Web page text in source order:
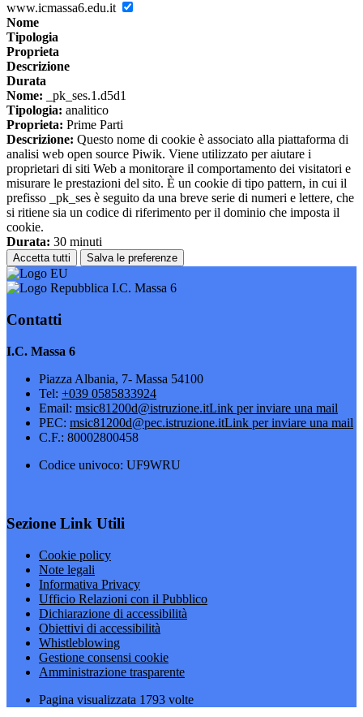
www.icmassa6.edu.it
Nome
Tipologia
Proprieta
Descrizione
Durata
Nome: _pk_ses.1.d5d1
Tipologia: analitico
Proprieta: Prime Parti
Descrizione: Questo nome di cookie è associato alla piattaforma di
analisi web open source Piwik. Viene utilizzato per aiutare i
proprietari di siti Web a monitorare il comportamento dei visitatori e
misurare le prestazioni del sito. È un cookie di tipo pattern, in cui il
prefisso _pk_ses è seguito da una breve serie di numeri e lettere, che
si ritiene sia un codice di riferimento per il dominio che imposta il
cookie.
Durata: 30 minuti
Accetta tutti Salva le preferenze
I.C. Massa 6
Contatti
I.C. Massa 6
Piazza Albania, 7- Massa 54100
Tel: +039 0585833924
Email: msic81200d@istruzione.itLink per inviare una mail
PEC: msic81200d@pec.istruzione.itLink per inviare una mail
C.F.: 80002800458
Codice univoco: UF9WRU
Sezione Link Utili
Cookie policy
Note legali
Informativa Privacy
Ufficio Relazioni con il Pubblico
Dichiarazione di accessibilità
Obiettivi di accessibilità
Whistleblowing
Gestione consensi cookie
Amministrazione trasparente
Pagina visualizzata 1793 volte